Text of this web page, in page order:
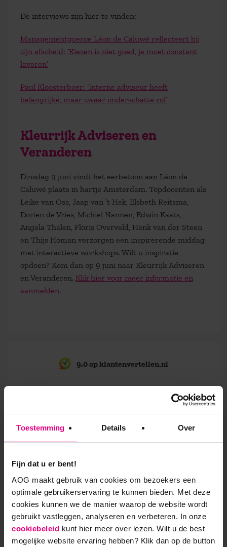
Toestemming Details Over
Fijn dat u er bent!
AOG maakt gebruik van cookies om bezoekers een
optimale gebruikerservaring te kunnen bieden. Met deze
cookies kunnen we de manier waarop de website wordt
gebruikt vastleggen, analyseren en verbeteren. In onze
cookiebeleid kunt hier meer over lezen. Wilt u de best
mogelijke website ervaring hebben? Klik dan op de button
De interviews zijn hier te vinden:
Managementgoeroe Léon de Caluwé reflecteert bij
zijn afscheid: ‘Kiezen is niet goed, je moet constant
laveren’
Paul Kloosterboer: ‘Interne adviseur heeft
belangrijke, maar zwaar onderschatte rol’
Kleurrijk Adviseren en
Veranderen
Dinsdag 9 juni vindt het eerbetoon aan Léon de
Caluwé plaats in hartje Amsterdam. Topdocenten als
Leike van Oss, Jaap van ’t Hek, Elsbeth Reitsma,
Dorien de Vries, Michiel Nannen, Edwin Kaats,
Angela Thalen, Floris Overveld, Henk van der Steen
en Thijs Homan verzorgen een inspirerende middag
met interactieve workshops. Wilt u inspiratie
opdoen? Kom dan op 9 juni naar Kleurrijk Adviseren
en Veranderen. Klik hier voor meer informatie en
aanmelden.
9,0 op klantenvertellen.nl
AOG School Of Management
- Opleider sinds 1988
- Gelieerd aan de RUG
- Faculteit overstijgend
- Samen leren en reflecteren
- Praktijkgericht en persoonlijk